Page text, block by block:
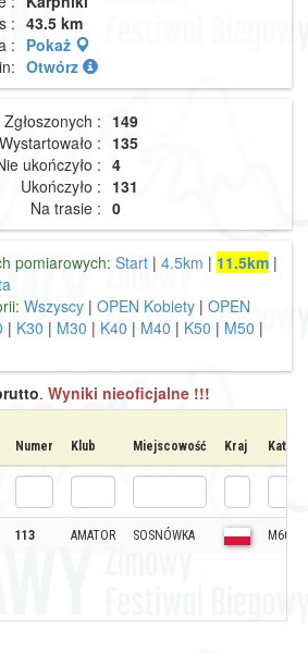
: 43.5 km
:
Pokaż
Otwórz
Zgłoszonych : 149
Wystartowało : 135
ukończyło : 4
Ukończyło : 131
Na trasie : 0
pomiarowych: Start | 4.5km | 11.5km |
Wszyscy | OPEN Kobiety | OPEN
| K30 | M30 | K40 | M40 | K50 | M50 |
. Wyniki nieoficjalne !!!
Numer Klub Miejscowość Kraj
113 AMATOR SOSNÓWKA M60